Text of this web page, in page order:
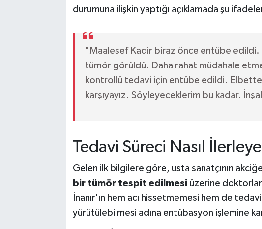
durumuna ilişkin yaptığı açıklamada şu
"Maalesef Kadir biraz önce entübe
tümör görüldü. Daha rahat müdahale
kontrollü tedavi için entübe edildi. Elbette
karşıyayız. Söyleyeceklerim bu kadar.
Tedavi Süreci Nasıl
Gelen ilk bilgilere göre, usta sanatçının
bir tümör tespit edilmesiüzerine doktorlar
İnanır'ın hem acı hissetmemesi hem de
yürütülebilmesi adına entübasyon işlemine